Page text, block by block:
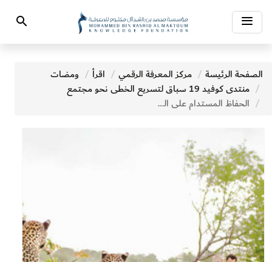
Toggle
navigation
Search
الصفحة الرئيسة مركز المعرفة الرقمي اقرأ
ومضات
منتدى كوفيد 19 سباق لتسريع الخطى نحو مجتمع
الحفاظ المستدام على الحياة البرية أثناء الجائحة